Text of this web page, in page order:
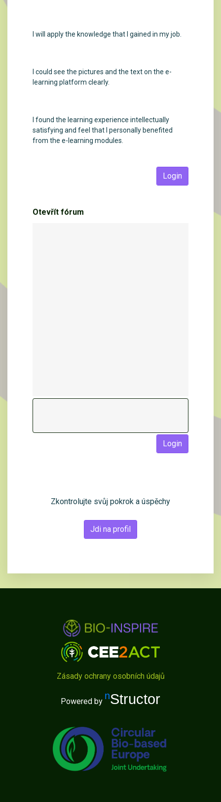
I will apply the knowledge that I gained in my job.
I could see the pictures and the text on the e-
learning platform clearly.
I found the learning experience intellectually
satisfying and feel that I personally benefited
from the e-learning modules.
Login
Otevřít fórum
Login
Zkontrolujte svůj pokrok a úspěchy
Jdi na profil
Zásady ochrany osobních údajů
Powered by nStructor